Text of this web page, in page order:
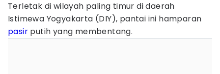
Terletak di wilayah paling timur di daerah
Istimewa Yogyakarta (DIY), pantai ini hamparan
pasir putih yang membentang.